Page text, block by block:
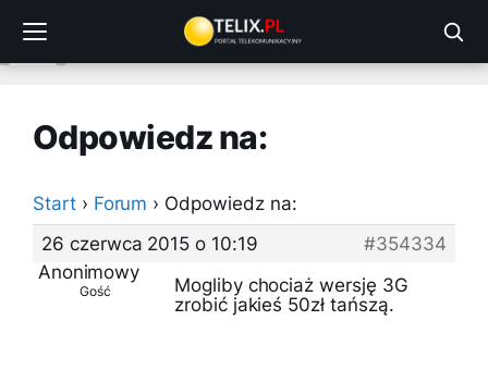
treści
Odpowiedz na:
Start › Forum › Odpowiedz na:
26 czerwca 2015 o 10:19
#354334
Anonimowy
Gość
Mogliby chociaż wersję 3G
zrobić jakieś 50zł tańszą.